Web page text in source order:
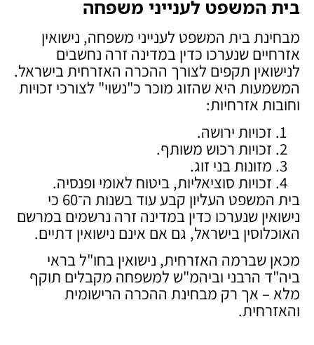
בית המשפט לענייני משפחה
מבחינת בית המשפט לענייני משפחה, נישואין
אזרחיים שנערכו כדין במדינה זרה נחשבים
לנישואין תקפים לצורך ההכרה האזרחית בישראל.
המשמעות היא שהזוג מוכר כ"נשוי" לצורכי זכויות
וחובות אזרחיות:
זכויות ירושה.
זכויות רכוש משותף.
מזונות בני זוג.
זכויות סוציאליות, ביטוח לאומי ופנסיה.
בית המשפט העליון קבע עוד בשנות ה־60 כי
נישואין שנערכו כדין במדינה זרה נרשמים במרשם
האוכלוסין בישראל, גם אם אינם נישואין דתיים.
מכאן שברמה האזרחית, נישואין בחו"ל בראי
ביה"ד הרבני וביהמ"ש למשפחה מקבלים תוקף
מלא – אך רק מבחינת ההכרה הרישומית
והאזרחית.